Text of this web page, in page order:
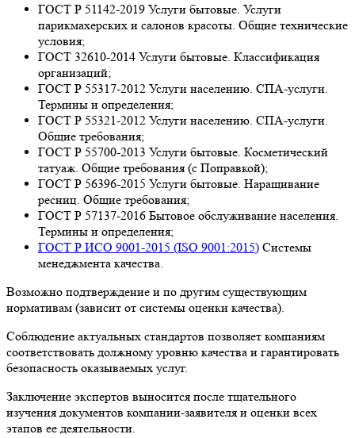
ГОСТ Р 51142-2019 Услуги бытовые. Услуги
парикмахерских и салонов красоты. Общие технические
условия;
ГОСТ 32610-2014 Услуги бытовые. Классификация
организаций;
ГОСТ Р 55317-2012 Услуги населению. СПА-услуги.
Термины и определения;
ГОСТ Р 55321-2012 Услуги населению. СПА-услуги.
Общие требования;
ГОСТ Р 55700-2013 Услуги бытовые. Косметический
татуаж. Общие требования (с Поправкой);
ГОСТ Р 56396-2015 Услуги бытовые. Наращивание
ресниц. Общие требования;
ГОСТ Р 57137-2016 Бытовое обслуживание населения.
Термины и определения;
ГОСТ Р ИСО 9001-2015 (ISO 9001:2015) Системы
менеджмента качества.
Возможно подтверждение и по другим существующим
нормативам (зависит от системы оценки качества).
Соблюдение актуальных стандартов позволяет компаниям
соответствовать должному уровню качества и гарантировать
безопасность оказываемых услуг.
Заключение экспертов выносится после тщательного
изучения документов компании-заявителя и оценки всех
этапов ее деятельности.